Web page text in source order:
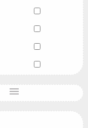
menu